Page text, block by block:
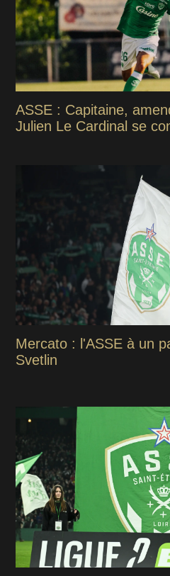
ASSE : Capitaine,
Julien Le Cardinal se
Mercato : l'ASSE à un
Svetlin